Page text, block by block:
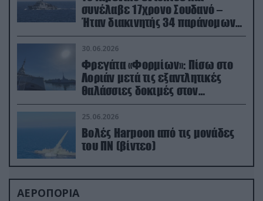
συνέλαβε 17χρονο Σουδανό –
Ήταν διακινητής 34 παράνομων
μεταναστών
30.06.2026
Φρεγάτα «Φορμίων»: Πίσω στο
Λοριάν μετά τις εξαντλητικές
θαλάσσιες δοκιμές στον
απαιτητικό Βισκαϊκό
25.06.2026
Βολές Harpoon από τις μονάδες
του ΠΝ (βίντεο)
ΑΕΡΟΠΟΡΙΑ